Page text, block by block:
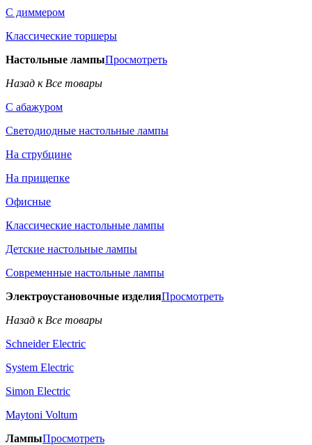
С диммером
Классические торшеры
Настольные лампыПросмотреть
Назад к Все товары
С абажуром
Светодиодные настольные лампы
На струбцине
На прищепке
Офисные
Классические настольные лампы
Детские настольные лампы
Современные настольные лампы
Электроустановочные изделияПросмотреть
Назад к Все товары
Schneider Electric
System Electric
Simon Electric
Maytoni Voltum
ЛампыПросмотреть